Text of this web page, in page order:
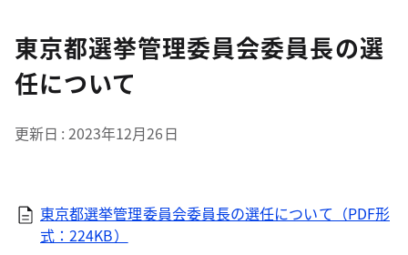
東京都選挙管理委員会委員長の選
任について
更新日 2023年12月26日
東京都選挙管理委員会委員長の選任について（PDF形
式：224KB）